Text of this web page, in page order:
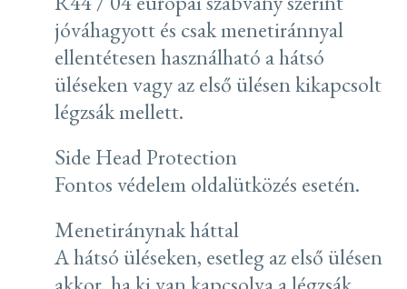
jóváhagyott és csak menetiránnyal
ellentétesen használható a hátsó
üléseken vagy az első ülésen kikapcsolt
légzsák mellett.
Side Head Protection
Fontos védelem oldalütközés esetén.
Menetiránynak háttal
A hátsó üléseken, esetleg az első ülésen